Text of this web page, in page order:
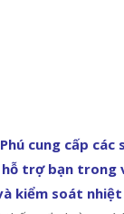
cung cấp
trợ bạn
kiểm soát